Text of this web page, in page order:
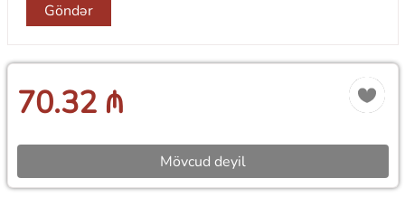
Göndər
70.32 ₼
Mövcud deyil